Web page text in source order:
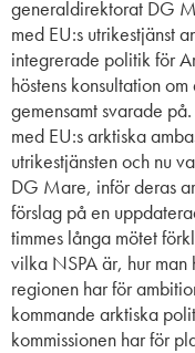
generaldirektorat DG
med EU:s utrikestjänst
integrerade politik för
höstens konsultationom
gemensamtsvarade på.
med EU:s arktiska
utrikestjänsten och nu
DG Mare, inför deras
förslag på en
timmes långa mötet
vilka NSPA är, hur man
regionen har för
kommande arktiska
kommissionen har för